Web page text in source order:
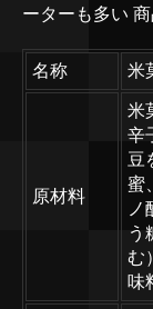
ーターも多い 商
名称 米
原材料
米
辛
豆
蜜
ノ
う
む
味